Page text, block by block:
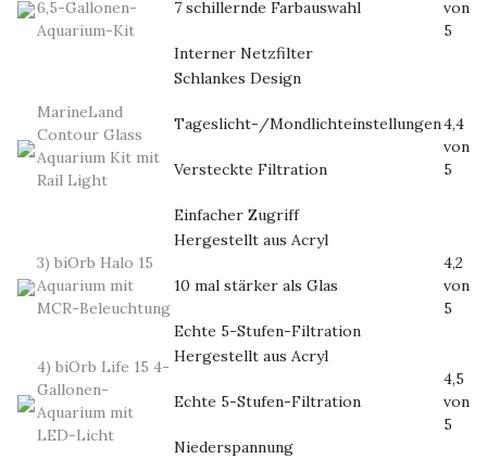
6,5-Gallonen-
Aquarium-Kit
7 schillernde Farbauswahl
Interner Netzfilter
von
5
MarineLand
Contour Glass
Aquarium Kit mit
Rail Light
Schlankes Design
Tageslicht-/Mondlichteinstellungen
Versteckte Filtration
Einfacher Zugriff
4,4
von
5
3) biOrb Halo 15
Aquarium mit
MCR-Beleuchtung
Hergestellt aus Acryl
10 mal stärker als Glas
Echte 5-Stufen-Filtration
4,2
von
5
4) biOrb Life 15 4-
Gallonen-
Aquarium mit
LED-Licht
Hergestellt aus Acryl
Echte 5-Stufen-Filtration
Niederspannung
4,5
von
5